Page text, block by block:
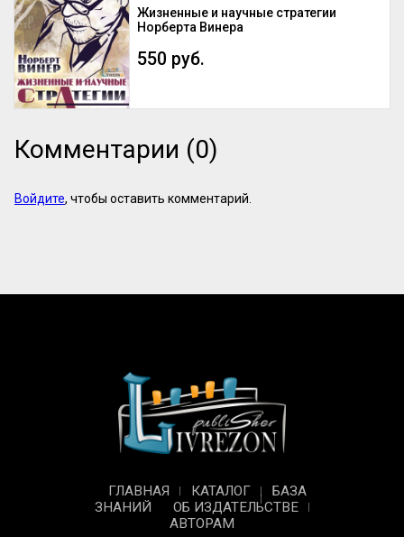
Жизненные и научные стратегии
Норберта Винера
550 руб.
Комментарии (0)
Войдите, чтобы оставить комментарий.
ГЛАВНАЯ КАТАЛОГ
БАЗА
ЗНАНИЙ
ОБ ИЗДАТЕЛЬСТВЕ
АВТОРАМ